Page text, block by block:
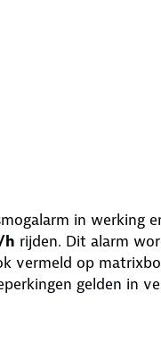
in werking
h rijden. Dit alarm
vermeld op
gelden in